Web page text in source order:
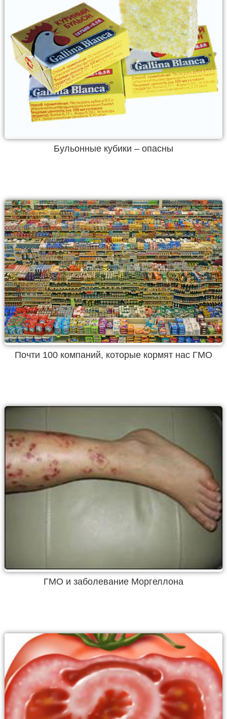
Бульонные кубики – опасны
Почти 100 компаний, которые кормят нас ГМО
ГМО и заболевание Моргеллона